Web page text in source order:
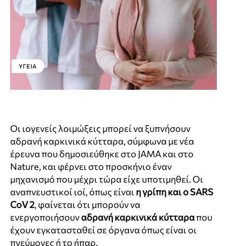
ΥΓΕΊΑ
Οι ιογενείς λοιμώξεις μπορεί να ξυπνήσουν
αδρανή καρκινικά κύτταρα, σύμφωνα με νέα
έρευνα που δημοσιεύθηκε στο JAMA και στο
Nature, και φέρνει στο προσκήνιο έναν
μηχανισμό που μέχρι τώρα είχε υποτιμηθεί. Οι
αναπνευστικοί ιοί, όπως είναι η γρίπη και ο SARS
CoV 2, φαίνεται ότι μπορούν να
ενεργοποιήσουναδρανή καρκινικά κύτταραπου
έχουν εγκατασταθεί σε όργανα όπως είναι οι
πνεύμονες ή το ήπαρ.